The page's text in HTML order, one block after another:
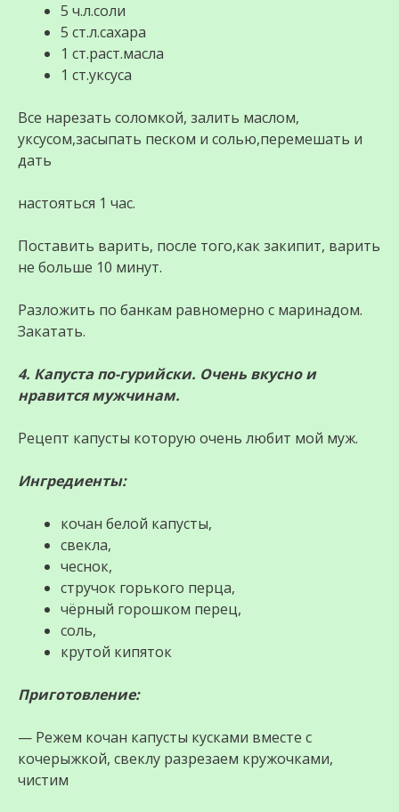
5 ч.л.соли
5 ст.л.сахара
1 ст.раст.масла
1 ст.уксуса
Все нарезать соломкой, залить маслом,
уксусом,засыпать песком и солью,перемешать и
дать
настояться 1 час.
Поставить варить, после того,как закипит, варить
не больше 10 минут.
Разложить по банкам равномерно с маринадом.
Закатать.
4. Капуста по-гурийски. Очень вкусно и
нравится мужчинам.
Рецепт капусты которую очень любит мой муж.
Ингредиенты:
кочан белой капусты,
свекла,
чеснок,
стручок горького перца,
чёрный горошком перец,
соль,
крутой кипяток
Приготовление:
— Режем кочан капусты кусками вместе с
кочерыжкой, свеклу разрезаем кружочками,
чистим